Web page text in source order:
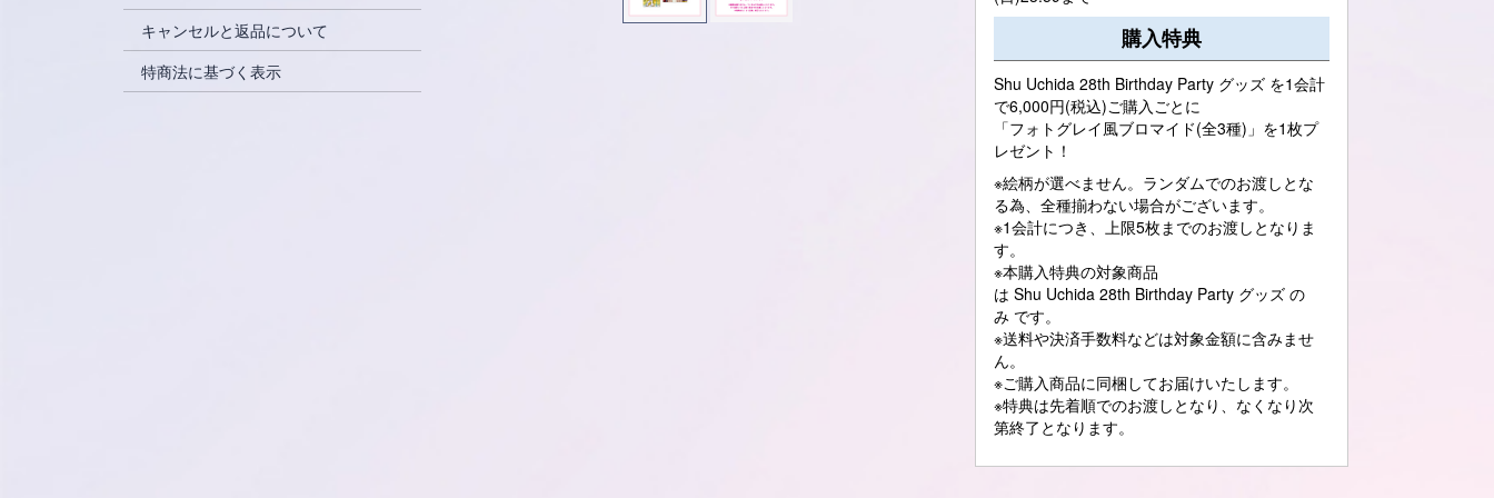
キャンセルと返品について
特商法に基づく表示
購入特典
Shu Uchida 28th Birthday Party グッズ を1会計
で6,000円(税込)ご購入ごとに
「フォトグレイ風ブロマイド(全3種)」を1枚プ
レゼント！
※絵柄が選べません。ランダムでのお渡しとな
る為、全種揃わない場合がございます。
※1会計につき、上限5枚までのお渡しとなりま
す。
※本購入特典の対象商品
は Shu Uchida 28th Birthday Party グッズ の
み です。
※送料や決済手数料などは対象金額に含みませ
ん。
※ご購入商品に同梱してお届けいたします。
※特典は先着順でのお渡しとなり、なくなり次
第終了となります。